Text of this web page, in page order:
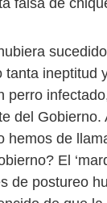
tanta ineptitud
perro
del
hemos de
El
de postureo